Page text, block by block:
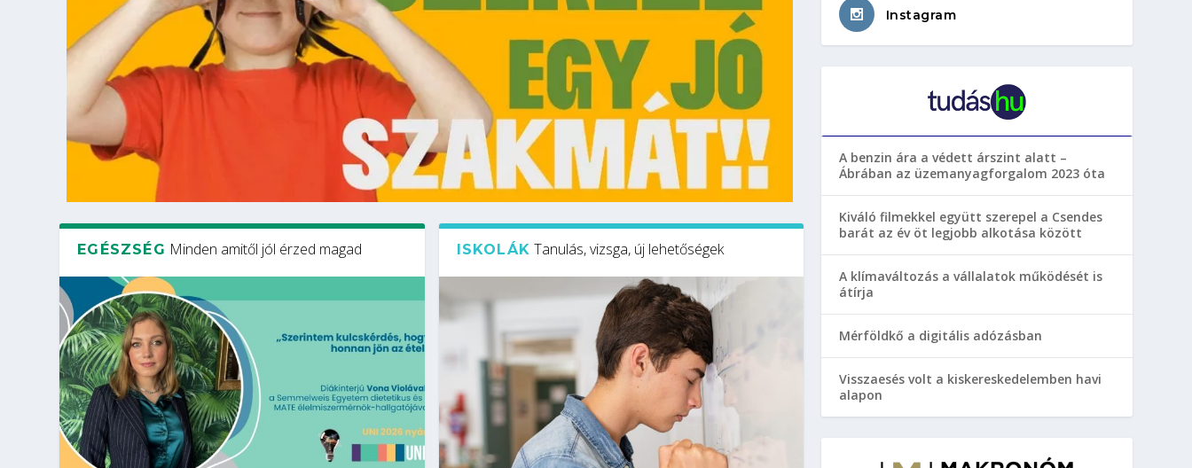
EGÉSZSÉG Minden amitől jól érzed magad ISKOLÁK Tanulás, vizsga, új lehetőségek
Instagram
A benzin ára a védett árszint alatt –
Ábrában az üzemanyagforgalom 2023 óta
Kiváló filmekkel együtt szerepel a Csendes
barát az év öt legjobb alkotása között
A klímaváltozás a vállalatok működését is
átírja
Mérföldkő a digitális adózásban
Visszaesés volt a kiskereskedelemben havi
alapon